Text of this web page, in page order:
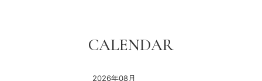
CALENDAR